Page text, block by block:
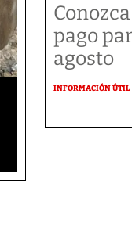
pago
agosto
INFORMACIÓN ÚTIL